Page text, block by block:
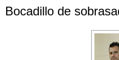
Bocadillo de